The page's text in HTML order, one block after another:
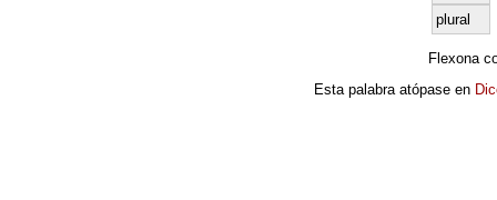
plural
Flexona
Esta palabra atópase en